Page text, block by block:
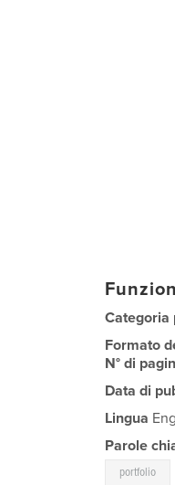
Categoria
Formato
N° di
Data di
Lingua
Parole
portfolio